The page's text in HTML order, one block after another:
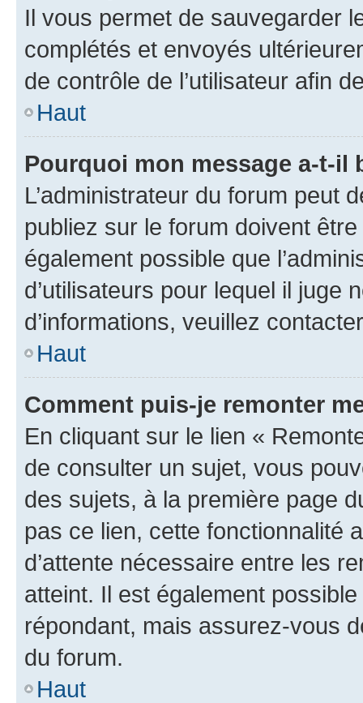
Il vous permet de sauvegarder
complétés et envoyés
de contrôle de l’utilisateur afin
Haut
Pourquoi mon message a-t-il
L’administrateur du forum peut
publiez sur le forum doivent
également possible que
d’utilisateurs pour lequel il juge
d’informations, veuillez
Haut
Comment puis-je remonter
En cliquant sur le lien «
de consulter un sujet, vous
des sujets, à la première page
pas ce lien, cette fonctionnalité
d’attente nécessaire entre les
atteint. Il est également
répondant, mais assurez-vous
du forum.
Haut